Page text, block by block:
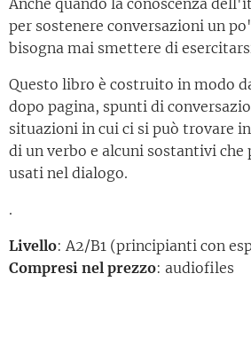
Anche quando la conoscenza
per sostenere conversazioni un
bisogna mai smettere di
Questo libro è costruito in modo
dopo pagina, spunti di
situazioni in cui ci si può trovare
di un verbo e alcuni sostantivi che
usati nel dialogo.
.
Livello: A2/B1 (principianti con
Compresi nel prezzo: audiofiles